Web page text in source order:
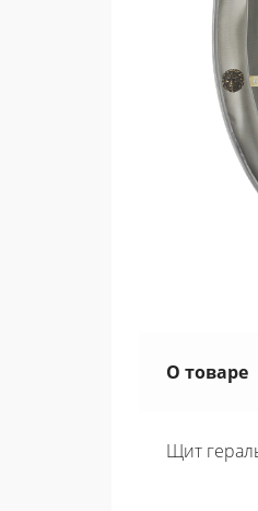
О товаре
Щит